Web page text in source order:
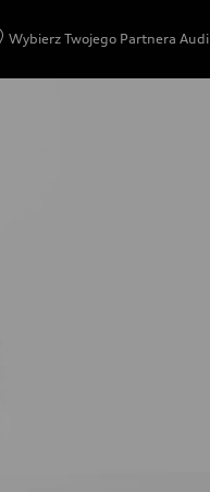
Wybierz Twojego Partnera Audi